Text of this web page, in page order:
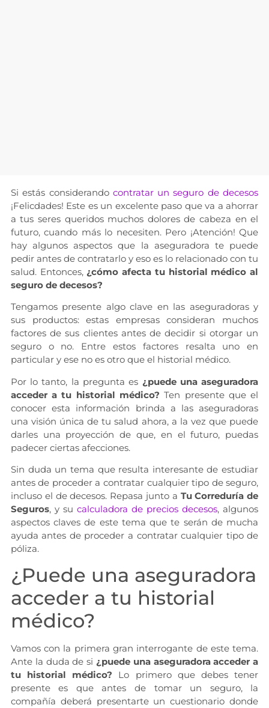
Si estás considerando contratar un seguro de decesos
¡Felicdades! Este es un excelente paso que va a ahorrar
a tus seres queridos muchos dolores de cabeza en el
futuro, cuando más lo necesiten. Pero ¡Atención! Que
hay algunos aspectos que la aseguradora te puede
pedir antes de contratarlo y eso es lo relacionado con tu
salud. Entonces,¿cómo afecta tu historial médico al
seguro de decesos?
Tengamos presente algo clave en las aseguradoras y
sus productos: estas empresas consideran muchos
factores de sus clientes antes de decidir si otorgar un
seguro o no. Entre estos factores resalta uno en
particular y ese no es otro que el historial médico.
Por lo tanto, la pregunta es ¿puede una aseguradora
acceder a tu historial médico?Ten presente que el
conocer esta información brinda a las aseguradoras
una visión única de tu salud ahora, a la vez que puede
darles una proyección de que, en el futuro, puedas
padecer ciertas afecciones.
Sin duda un tema que resulta interesante de estudiar
antes de proceder a contratar cualquier tipo de seguro,
incluso el de decesos. Repasa junto a Tu Correduría de
Seguros, y su calculadora de precios decesos, algunos
aspectos claves de este tema que te serán de mucha
ayuda antes de proceder a contratar cualquier tipo de
póliza.
¿Puede una aseguradora
acceder a tu historial
médico?
Vamos con la primera gran interrogante de este tema.
Ante la duda de si ¿puede una aseguradora acceder a
tu historial médico? Lo primero que debes tener
presente es que antes de tomar un seguro, la
compañía deberá presentarte un cuestionario donde